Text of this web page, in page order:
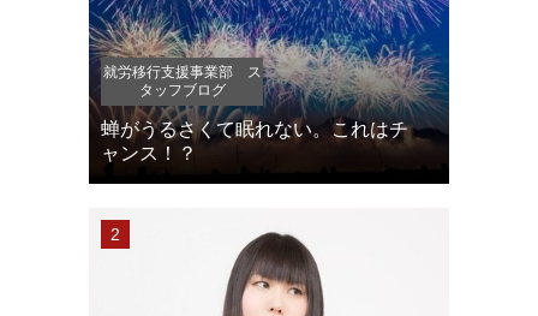
就労移行支援事業部 ス
タッフブログ
蝉がうるさくて眠れない。これはチ
ャンス！？